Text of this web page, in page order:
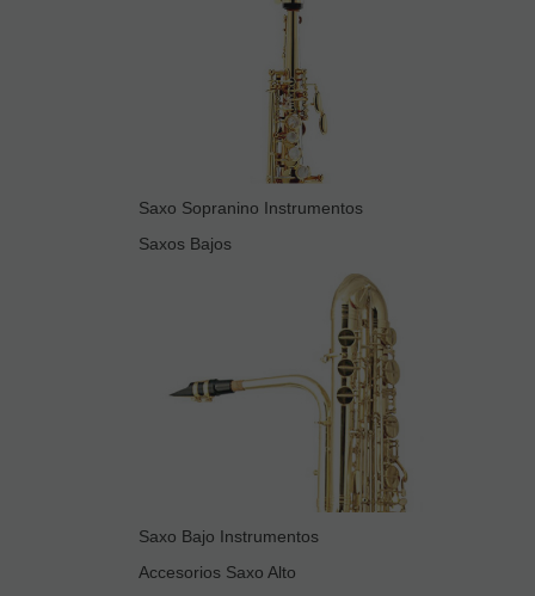
Saxo Sopranino Instrumentos
Saxos Bajos
Saxo Bajo Instrumentos
Accesorios Saxo Alto